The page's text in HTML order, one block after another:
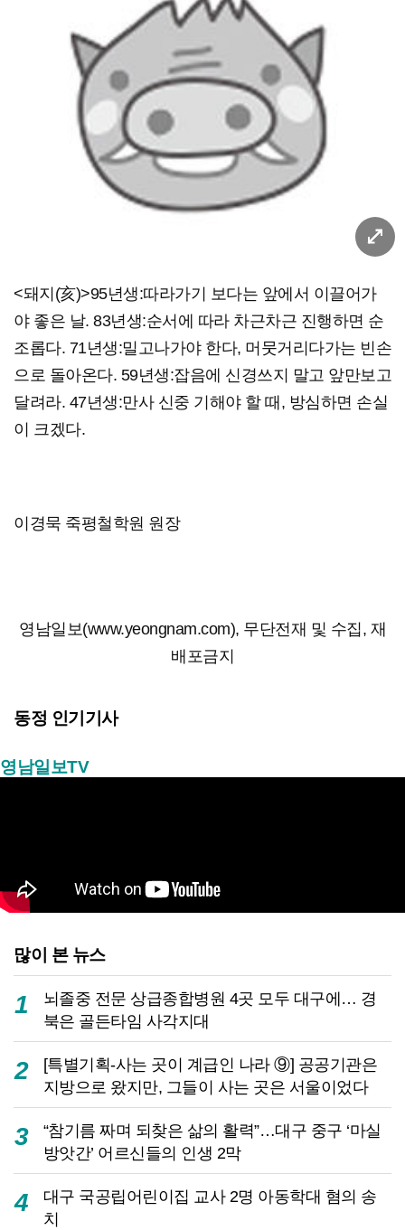
<돼지(亥)>95년생:따라가기 보다는 앞에서 이끌어가
야 좋은 날. 83년생:순서에 따라 차근차근 진행하면 순
조롭다. 71년생:밀고나가야 한다, 머뭇거리다가는 빈손
으로 돌아온다. 59년생:잡음에 신경쓰지 말고 앞만보고
달려라. 47년생:만사 신중 기해야 할 때, 방심하면 손실
이 크겠다.
이경묵 죽평철학원 원장
영남일보(www.yeongnam.com), 무단전재 및 수집, 재
배포금지
동정 인기기사
영남일보TV
많이 본 뉴스
1
뇌졸중 전문 상급종합병원 4곳 모두 대구에… 경
북은 골든타임 사각지대
2
[특별기획-사는 곳이 계급인 나라 ⑨] 공공기관은
지방으로 왔지만, 그들이 사는 곳은 서울이었다
3
“참기름 짜며 되찾은 삶의 활력”…대구 중구 ‘마실
방앗간’ 어르신들의 인생 2막
4
대구 국공립어린이집 교사 2명 아동학대 혐의 송
치